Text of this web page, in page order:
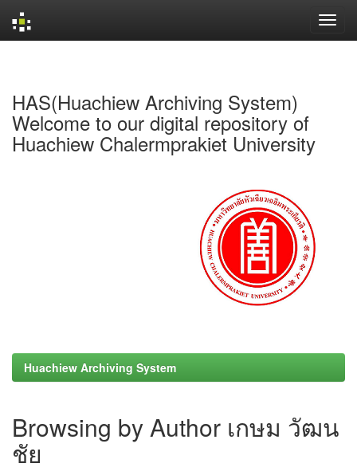
HAS(Huachiew Archiving System)
Welcome to our digital repository of
Huachiew Chalermprakiet University
Huachiew Archiving System
Browsing by Author เกษม วัฒน
ชัย